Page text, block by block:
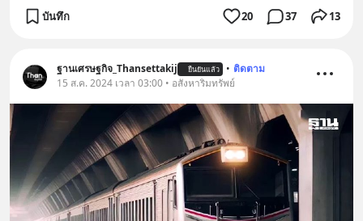
บันทึก 20 37 13
ฐานเศรษฐกิจ_Thansettakij ยืนยันแล้ว • ติดตาม
15 ส.ค. 2024 เวลา 03:00 • อสังหาริมทรัพย์